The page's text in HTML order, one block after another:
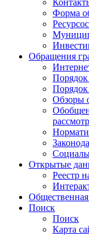
Форма
Обращения
Обзоры
Открытые
Реестр
Поиск
Поиск
Карта